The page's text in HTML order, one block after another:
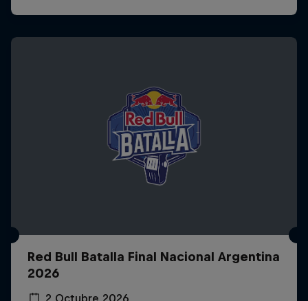
Red Bull Batalla Final Nacional Argentina
2026
2 Octubre 2026